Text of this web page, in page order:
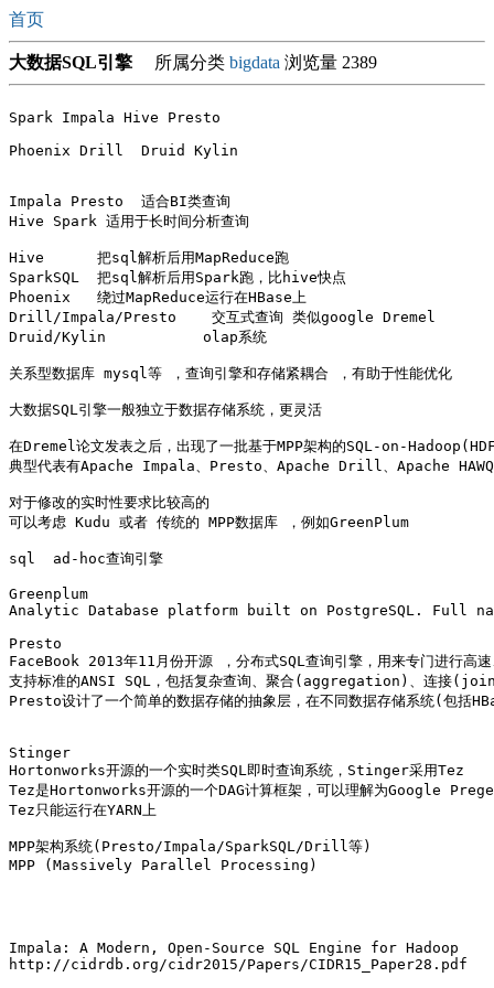
首页
大数据SQL引擎 所属分类 bigdata 浏览量 2389
Spark Impala Hive Presto
Phoenix Drill  Druid Kylin
Impala Presto  适合BI类查询
Hive Spark 适用于长时间分析查询
Hive      把sql解析后用MapReduce跑
SparkSQL  把sql解析后用Spark跑，比hive快点
Phoenix   绕过MapReduce运行在HBase上
Drill/Impala/Presto    交互式查询 类似google Dremel
Druid/Kylin           olap系统
关系型数据库 mysql等 ，查询引擎和存储紧耦合 ，有助于性能优化
大数据SQL引擎一般独立于数据存储系统，更灵活
在Dremel论文发表之后，出现了一批基于MPP架构的SQL-on-
典型代表有Apache Impala、Presto、Apache Drill、Apache
对于修改的实时性要求比较高的
可以考虑 Kudu 或者 传统的 MPP数据库 ，例如GreenPlum
sql  ad-hoc查询引擎
Greenplum
Analytic Database platform built on PostgreSQL. Full
Presto
FaceBook 2013年11月份开源 ，分布式SQL查询引擎，用来专门进行高速
支持标准的ANSI SQL，包括复杂查询、聚合(aggregation)、连接
Presto设计了一个简单的数据存储的抽象层，在不同数据存储系统(包括
Stinger
Hortonworks开源的一个实时类SQL即时查询系统，Stinger采用Tez
Tez是Hortonworks开源的一个DAG计算框架，可以理解为Google
Tez只能运行在YARN上
MPP架构系统(Presto/Impala/SparkSQL/Drill等)
MPP (Massively Parallel Processing)
Impala: A Modern, Open-Source SQL Engine for Hadoop
http://cidrdb.org/cidr2015/Papers/CIDR15_Paper28.pdf